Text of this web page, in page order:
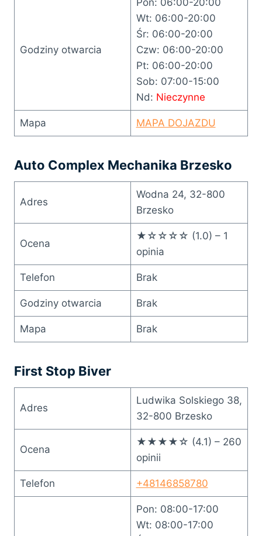
Godziny otwarcia
Wt: 06:00-20:00
Śr: 06:00-20:00
Czw: 06:00-20:00
Pt: 06:00-20:00
Sob: 07:00-15:00
Nd: Nieczynne
Mapa MAPA DOJAZDU
Auto Complex Mechanika Brzesko
Adres
Wodna 24, 32-800
Brzesko
Ocena
★☆☆☆☆ (1.0) – 1
opinia
Telefon Brak
Godziny otwarcia Brak
Mapa Brak
First Stop Biver
Adres
Ludwika Solskiego 38,
32-800 Brzesko
Ocena
★★★★☆ (4.1) – 260
opinii
Telefon +48146858780
Pon: 08:00-17:00
Wt: 08:00-17:00